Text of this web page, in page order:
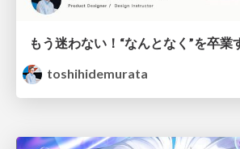
toshihidemurata